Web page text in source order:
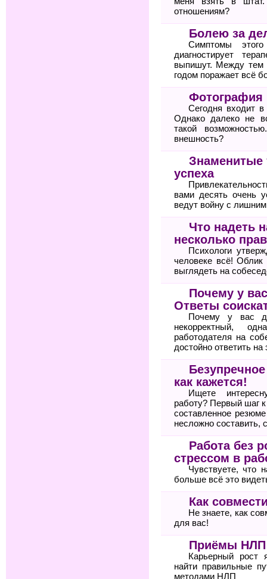
отношениям?
Болею за
Симптомы
диагностирует
выпишут. Между тем
годом поражает всё
Фотография
Сегодня входит
Однако далеко не
такой
внешность?
Знаменитые
успеха
вами десять очень
ведут войну с
Что надеть
несколько
Психологи
человеке всё!
выглядеть на
Почему у
Ответы
Почему у вас
некорректный,
работодателя на
достойно ответить на
как кажется!
Ищете
работу? Первый шаг
составленное
несложно составить,
Работа без
стрессом в
Чувствуете, что
больше всё это
Как
Не знаете, как
для вас!
Приёмы НЛП
Карьерный рост
найти правильные
методами НЛП